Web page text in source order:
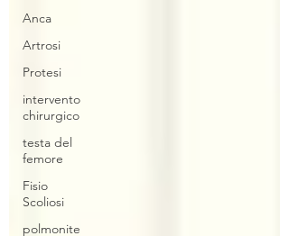
Anca
Artrosi
Protesi
intervento
chirurgico
testa del
femore
Fisio
Scoliosi
polmonite